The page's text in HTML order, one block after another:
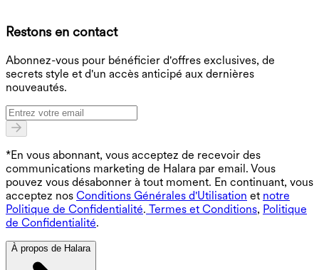
Restons en contact
Abonnez-vous pour bénéficier d'offres exclusives, de
secrets style et d'un accès anticipé aux dernières
nouveautés.
*En vous abonnant, vous acceptez de recevoir des
communications marketing de Halara par email. Vous
pouvez vous désabonner à tout moment. En continuant, vous
acceptez nos Conditions Générales d'Utilisation et notre
Politique de Confidentialité. Termes et Conditions, Politique
de Confidentialité.
À propos de Halara